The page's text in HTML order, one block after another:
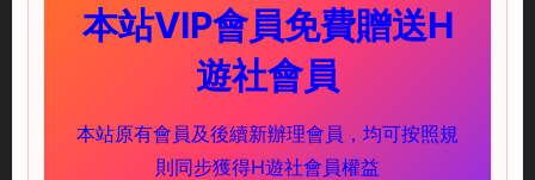
illusion中國-I社中國官方網站
服務支持
新手必讀
下載教程
本站VIP會員免費贈送H
遊社會員
本站原有會員及後續新辦理會員，均可按照規
則同步獲得H遊社會員權益